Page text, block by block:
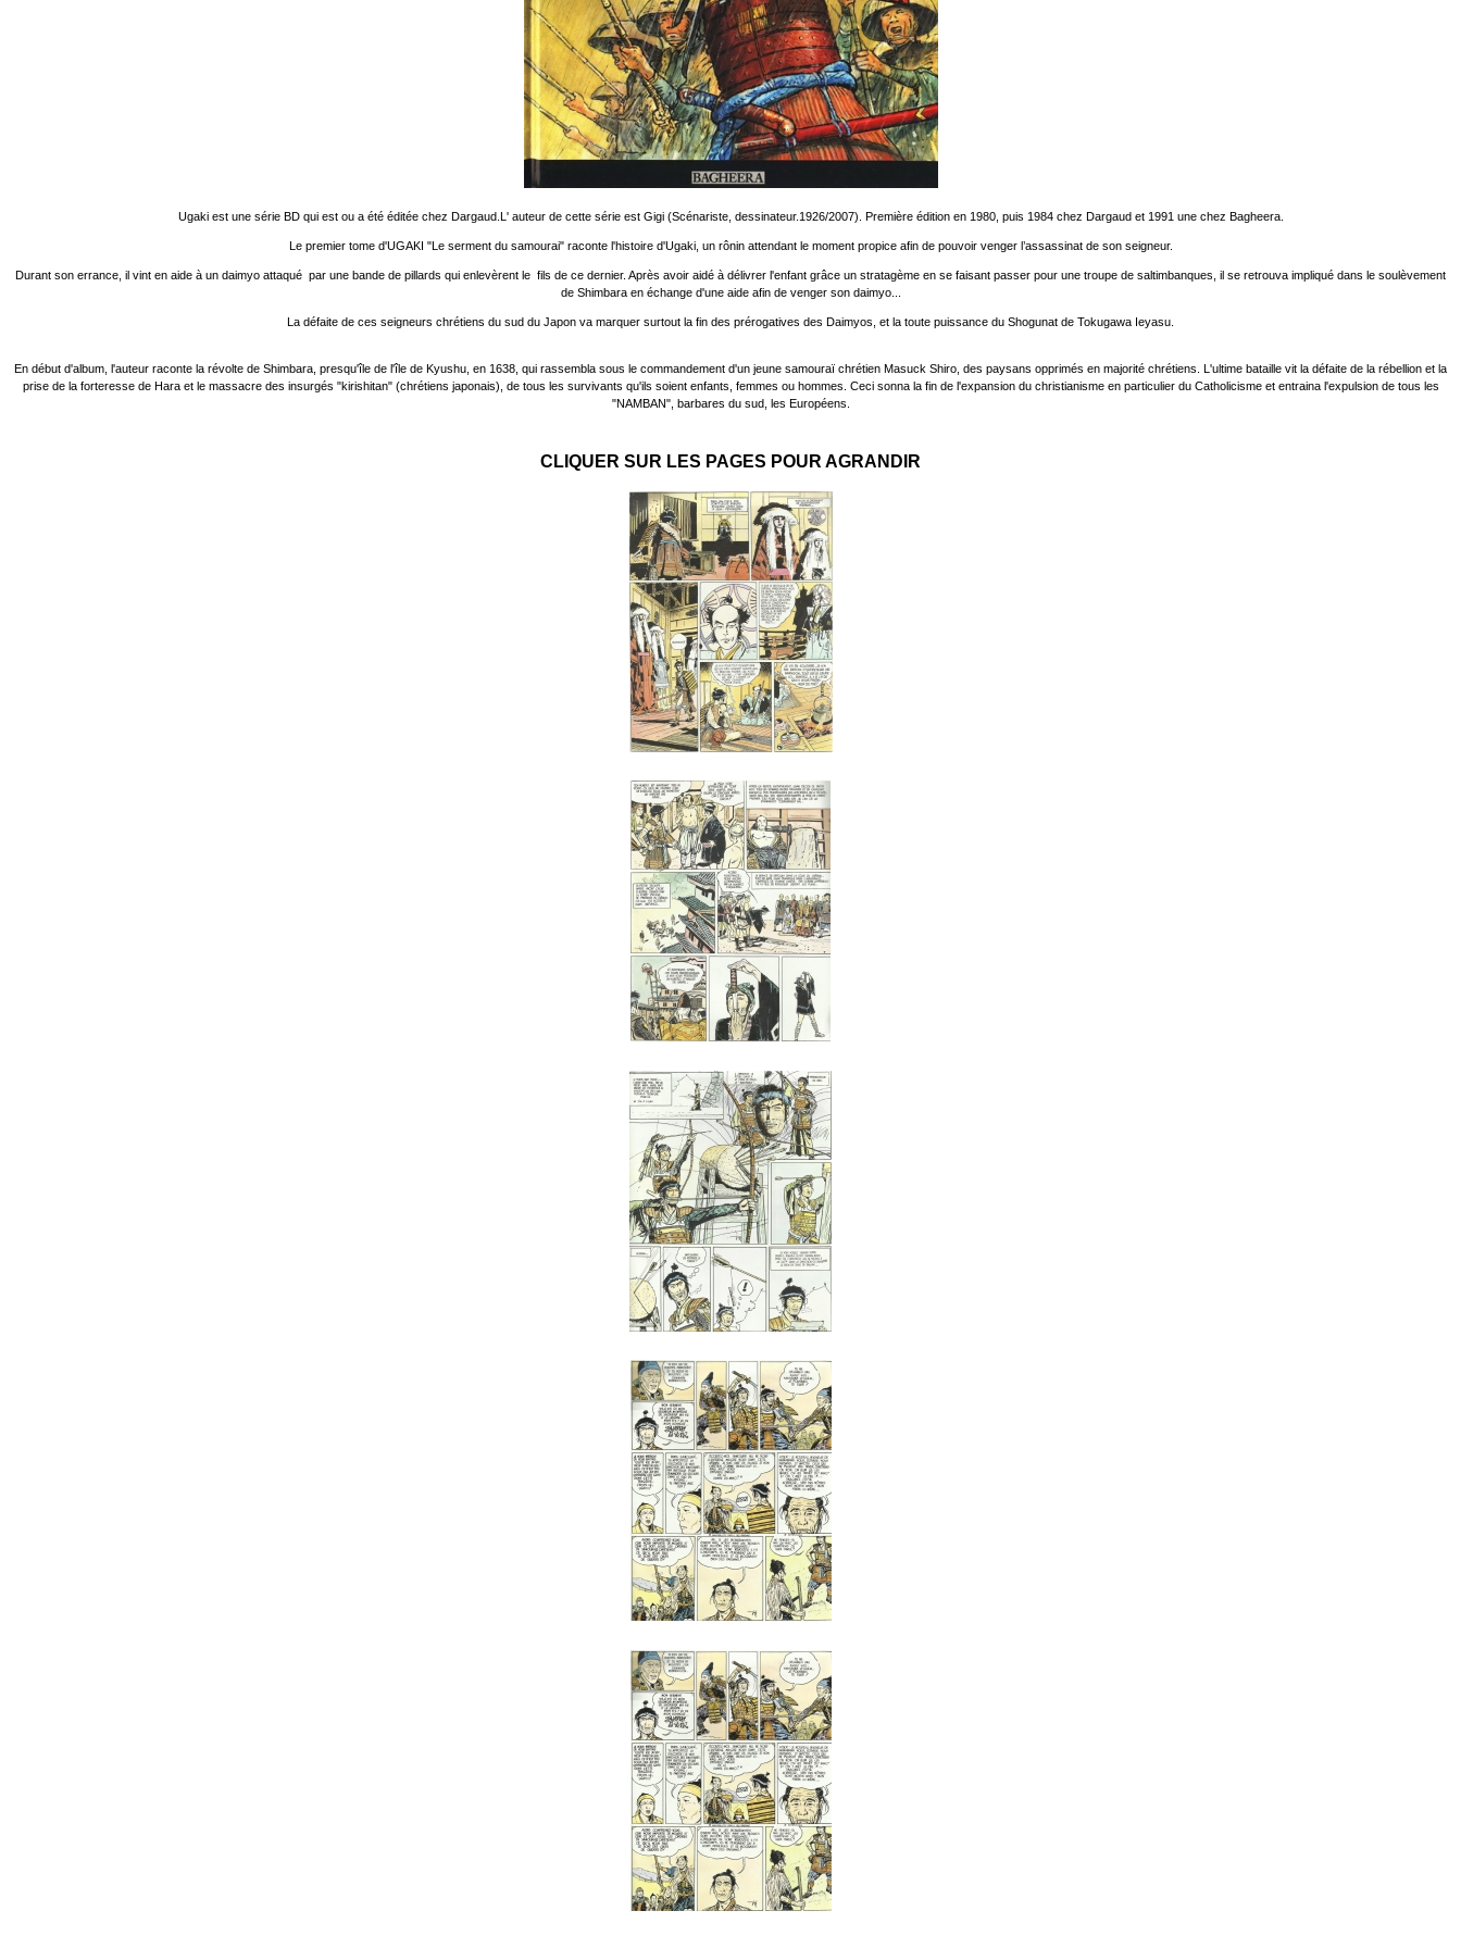
Ugaki est une série BD qui est ou a été éditée chez Dargaud.L' auteur de cette série est Gigi (Scénariste, dessinateur.1926/2007). Première édition en 1980, puis 1984 chez Dargaud et 1991 une chez Bagheera.
Le premier tome d'UGAKI "Le serment du samourai" raconte l'histoire d'Ugaki, un rônin attendant le moment propice afin de pouvoir venger l’assassinat de son seigneur.
Durant son errance, il vint en aide à un daimyo attaqué par une bande de pillards qui enlevèrent le fils de ce dernier. Après avoir aidé à délivrer l'enfant grâce un stratagème en se faisant passer pour une troupe de saltimbanques, il se retrouva impliqué dans le soulèvement
de Shimbara en échange d'une aide afin de venger son daimyo...
La défaite de ces seigneurs chrétiens du sud du Japon va marquer surtout la fin des prérogatives des Daimyos, et la toute puissance du Shogunat de Tokugawa Ieyasu.
En début d'album, l'auteur raconte la révolte de Shimbara, presqu'île de l'île de Kyushu, en 1638, qui rassembla sous le commandement d'un jeune samouraï chrétien Masuck Shiro, des paysans opprimés en majorité chrétiens. L'ultime bataille vit la défaite de la rébellion et la
prise de la forteresse de Hara et le massacre des insurgés "kirishitan" (chrétiens japonais), de tous les survivants qu'ils soient enfants, femmes ou hommes. Ceci sonna la fin de l'expansion du christianisme en particulier du Catholicisme et entraina l'expulsion de tous les
"NAMBAN", barbares du sud, les Européens.
CLIQUER SUR LES PAGES POUR AGRANDIR